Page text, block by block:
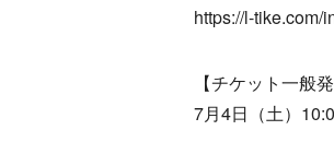
https://l-tike.com/
【チケット一般発
7月4日（土）